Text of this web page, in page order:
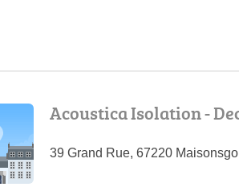
Acoustica Isolation -
39 Grand Rue, 67220